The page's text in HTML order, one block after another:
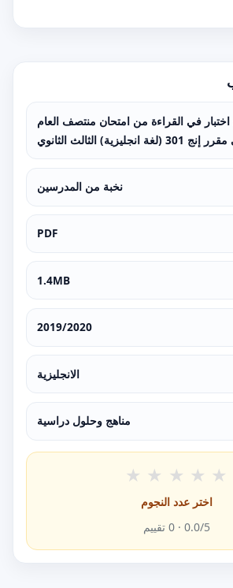
في القراءة من امتحان منتصف العام
انجليزية) الثالث الثانوي
نخبة من المدرسين
PDF
1.4MB
2019/2020
الانجليزية
مناهج وحلول دراسية
★ ★ ★ ★ ★
اختر عدد النجوم
0.0/5 ·
0 تقييم